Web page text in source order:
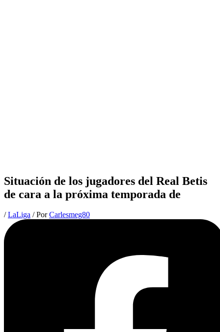
Situación de los jugadores del Real Betis
de cara a la próxima temporada de
/LaLiga / PorCarlesmeg80